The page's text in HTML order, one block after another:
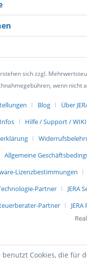
sich zzgl.
wenn nicht
Blog Über
Hilfe / Support / WIKI
Allgemeine
Lizenzbestimmungen
Partner
JERA
Partner
benutzt Cookies, die für